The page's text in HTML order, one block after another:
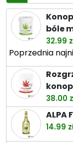
bóle
32.99
Poprzednia
38.00
ALPA
14.99